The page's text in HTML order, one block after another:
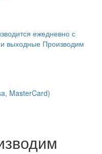
ежедневно с
выходные Производим
MasterCard)